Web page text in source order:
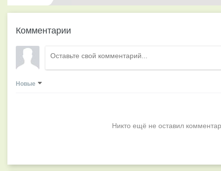
Комментарии
Новые
Никто ещё не оставил